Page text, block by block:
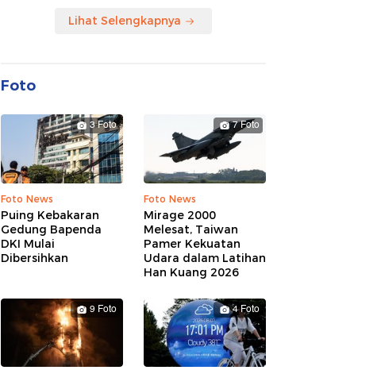
Lihat Selengkapnya
Foto
3 Foto
Foto News
Puing Kebakaran
Gedung Bapenda
DKI Mulai
Dibersihkan
7 Foto
Foto News
Mirage 2000
Melesat, Taiwan
Pamer Kekuatan
Udara dalam Latihan
Han Kuang 2026
9 Foto 4 Foto